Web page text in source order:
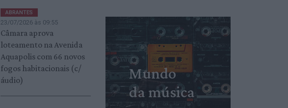
ABRANTES
23/07/2026 às 09:55
Câmara aprova
loteamento na Avenida
Aquapolis com 66 novos
fogos habitacionais (c/
áudio)
Mundo
da música